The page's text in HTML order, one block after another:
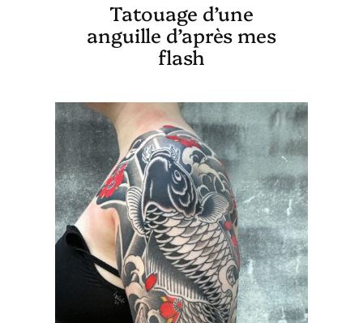
Tatouage d’une
anguille d’après mes
flash